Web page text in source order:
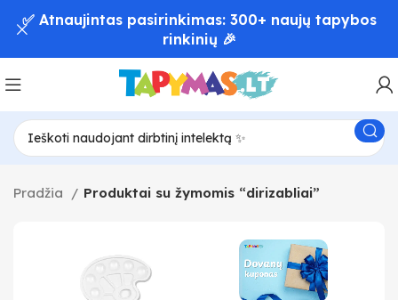
Pradžia Produktai su žymomis “dirizabliai”
✅ Atnaujintas pasirinkimas: 300+ naujų tapybos
rinkinių 🎉